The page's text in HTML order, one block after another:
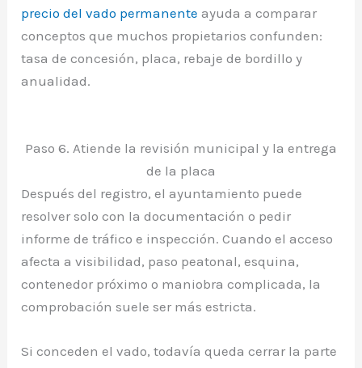
precio del vado permanente ayuda a comparar
conceptos que muchos propietarios confunden:
tasa de concesión, placa, rebaje de bordillo y
anualidad.
Paso 6. Atiende la revisión municipal y la entrega
de la placa
Después del registro, el ayuntamiento puede
resolver solo con la documentación o pedir
informe de tráfico e inspección. Cuando el acceso
afecta a visibilidad, paso peatonal, esquina,
contenedor próximo o maniobra complicada, la
comprobación suele ser más estricta.
Si conceden el vado, todavía queda cerrar la parte